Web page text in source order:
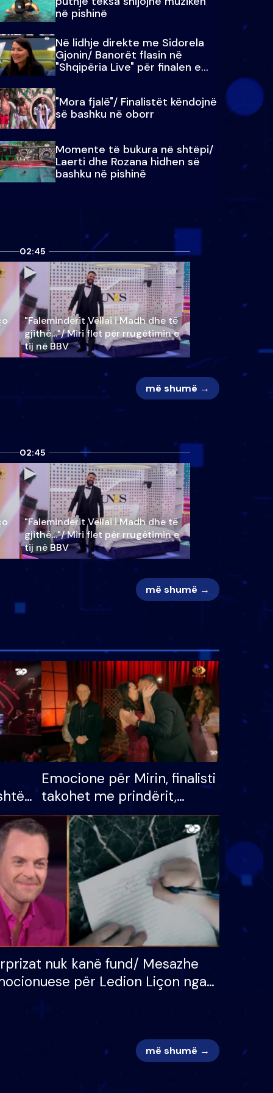
në pishinë
Në lidhje direkte me Sidorela
Gjonin/ Banorët flasin në
"Shqipëria Live" për finalen e
madhe
"Mora fjalë"/ Finalistët këndojnë
së bashku në oborr
Momente të bukura në shtëpi/
Laerti dhe Rozana hidhen së
bashku në pishinë
02:45
"Faleminderit Vëllai i Madh dhe të
gjithë…"/ Miri flet për rrugëtimin e
tij në BBV
më shumë →
02:45
"Faleminderit Vëllai i Madh dhe të
gjithë…"/ Miri flet për rrugëtimin e
tij në BBV
më shumë →
për
Emocione për Mirin, finalisti
takohet me prindërit,
vajzën dhe bashkëshorten:
S’kemi ndonjë letër divorci
apo jo?
nuk kanë fund/ Mesazhe
për Ledion Liçon nga
më shumë →